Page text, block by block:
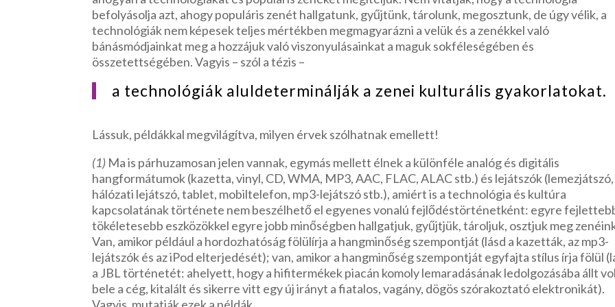
befolyásolja azt, ahogy populáris zenét hallgatunk, gyűjtünk, tárolunk, megosztunk, de úgy vélik, a
technológiák nem képesek teljes mértékben megmagyarázni a velük és a zenékkel való
bánásmódjainkat meg a hozzájuk való viszonyulásainkat a maguk sokféleségében és
összetettségében. Vagyis – szól a tézis –
a technológiák aluldeterminálják a zenei kulturális gyakorlatokat.
Lássuk, példákkal megvilágítva, milyen érvek szólhatnak emellett!
(1) Ma is párhuzamosan jelen vannak, egymás mellett élnek a különféle analóg és digitális
hangformátumok (kazetta, vinyl, CD, WMA, MP3, AAC, FLAC, ALAC stb.) és lejátszók (lemezjátszó,
hálózati lejátszó, tablet, mobiltelefon, mp3-lejátszó stb.), amiért is a technológia és kultúra
kapcsolatának története nem beszélhető el egyenes vonalú fejlődéstörténetként: egyre
tökéletesebb eszközökkel egyre jobb minőségben hallgatjuk, gyűjtjük, tároljuk, osztjuk meg
Van, amikor például a hordozhatóság fölülírja a hangminőség szempontját (lásd a kazetták, az mp3-
lejátszók és az iPod elterjedését); van, amikor a hangminőség szempontját egyfajta stílus írja fölül
a JBL történetét: ahelyett, hogy a hifitermékek piacán komoly lemaradásának ledolgozásába állt
bele a cég, kitalált és sikerre vitt egy új irányt a fiatalos, vagány, dögös szórakoztató elektronikát).